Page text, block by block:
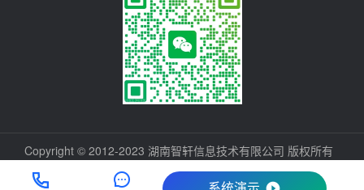
Copyright © 2012-2023 湖南智轩信息技术有限公司 版权所有